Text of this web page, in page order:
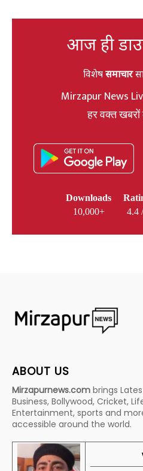
आज ही
विशेषसमाचार
Mirzapur News
हर वक्त
Downloads
10,000+
4.4
ABOUT US
Mirzapurnews.com brings
Business, Bollywood, Cricket,
Entertainment, sports and
accessible around the world.